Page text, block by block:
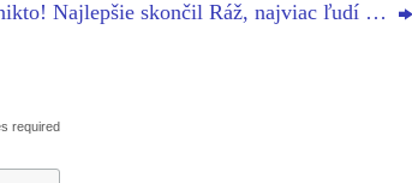
Najlepšie skončil Ráž, najviac ľudí …
required